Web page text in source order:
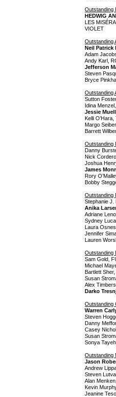
Outstanding
HEDWIG
LES
VIOLET
Outstanding
Neil Patrick
Adam
Andy Karl,
Jefferson
Steven
Bryce
Outstanding
Sutton
Idina
Jessie
Kelli
Margo
Barrett
Outstanding
Danny
Nick
Joshua
James
Rory
Bobby
Outstanding
Stephanie J.
Anika
Adriane
Sydney
Laura
Jennifer
Lauren
Outstanding
Sam Gold,
Michael
Bartlett
Susan
Alex
Darko
Outstanding
Warren
Steven
Danny
Casey
Susan
Sonya
Outstanding
Jason
Andrew
Steven
Alan
Kevin
Jeanine